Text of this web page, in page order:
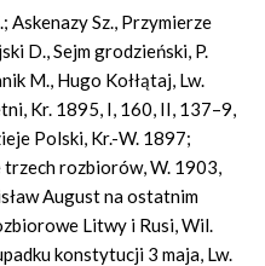
Askenazy Sz., Przymierze
D., Sejm grodzieński, P.
M., Hugo Kołłątaj, Lw.
Kr. 1895, I, 160, II, 137–9,
Polski, Kr.-W. 1897;
trzech rozbiorów, W. 1903,
August na ostatnim
Litwy i Rusi, Wil.
konstytucji 3 maja, Lw.